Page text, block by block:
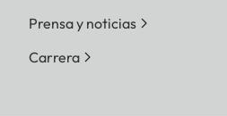
Prensa y noticias
Carrera